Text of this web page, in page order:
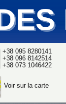
+38 095 8280141
+38 096 8142514
+38 073 1046422
Voir sur la carte